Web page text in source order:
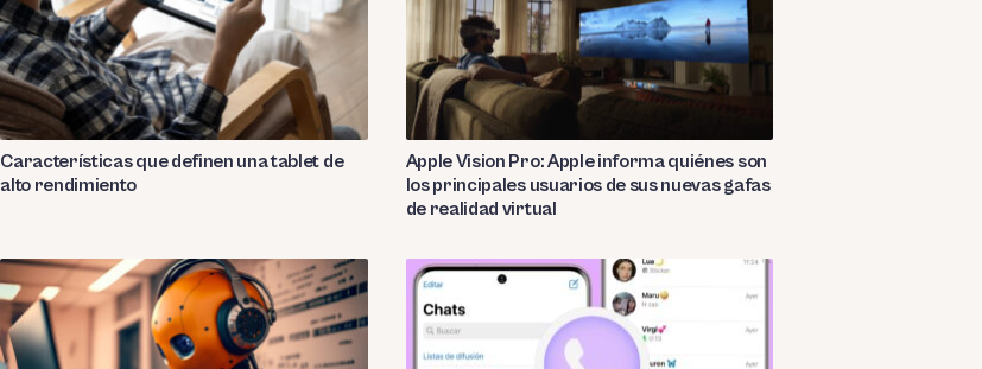
Características que definen una tablet de
alto rendimiento
Apple Vision Pro: Apple informa quiénes son
los principales usuarios de sus nuevas gafas
de realidad virtual